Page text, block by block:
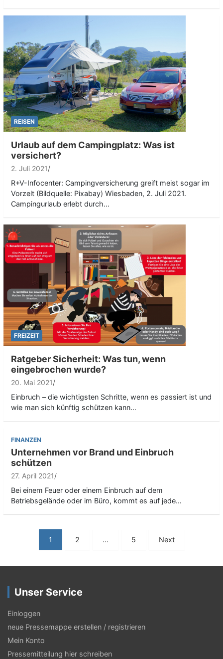
REISEN
Urlaub auf dem Campingplatz: Was ist
versichert?
2. Juli 2021
R+V-Infocenter: Campingversicherung greift meist sogar im
Vorzelt (Bildquelle: Pixabay) Wiesbaden, 2. Juli 2021.
Campingurlaub erlebt durch…
FREIZEIT
Ratgeber Sicherheit: Was tun, wenn
eingebrochen wurde?
20. Mai 2021
Einbruch – die wichtigsten Schritte, wenn es passiert ist und
wie man sich künftig schützen kann…
FINANZEN
Unternehmen vor Brand und Einbruch
schützen
27. April 2021
Bei einem Feuer oder einem Einbruch auf dem
Betriebsgelände oder im Büro, kommt es auf jede…
i
t
n
n
1 2 … 5 Next
Unser Service
Einloggen
neue Pressemappe erstellen / registrieren
Mein Konto
Pressemitteilung hier schreiben